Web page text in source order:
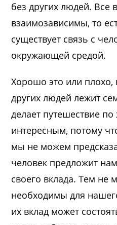
без других людей. Все
взаимозависимы, то
существует связь с
окружающей средой.
Хорошо это или плохо,
других людей лежит
делает путешествие
интересным, потому
мы не можем
человек предложит
своего вклада. Тем не
необходимы для
их вклад может